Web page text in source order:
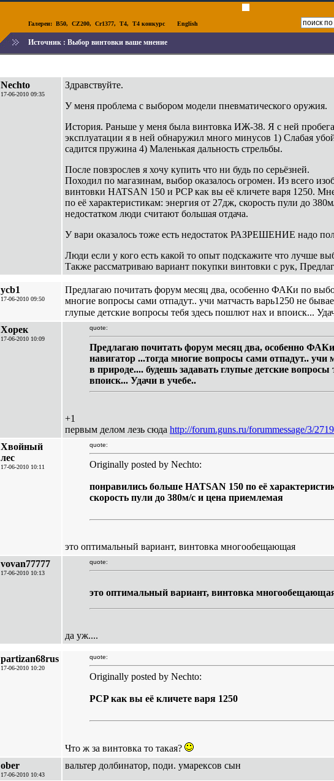
Галереи: B50, CZ200, Cr1377, T4, T4 конкурс English
Источник : Выбор винтовки ваше мнение
Nechto
17-06-2010 09:35
Здравствуйте.
У меня проблема с выбором модели пневматического оружия.
История. Раньше у меня была винтовка ИЖ-38. Я с ней
эксплуатации я в ней обнаружил много минусов 1) Слабая
садится пружина 4) Маленькая дальность стрельбы.
После повзрослев я хочу купить что ни будь по серьёзней.
Походил по магазинам, выбор оказалось огромен. Из всего
винтовки HATSAN 150 и PCP как вы её кличете варя 1250.
по её характеристикам: энергия от 27дж, скорость пули до
недостатком люди считают большая отдача.
У вари оказалось тоже есть недостаток РАЗРЕШЕНИЕ надо
Люди если у кого есть какой то опыт подскажите что лучше
Также рассматриваю вариант покупки винтовки с рук,
ycb1
17-06-2010 09:50
Предлагаю почитать форум месяц два, особенно ФАКи по
многие вопросы сами отпадут.. учи матчасть варь1250 не
глупые детские вопросы тебя здесь пошлют нах и впоиск...
Хорек
17-06-2010 10:09
quote:
Предлагаю почитать форум месяц два, особенно
навигатор ...тогда многие вопросы сами отпадут.. учи
в природе.... будешь задавать глупые детские
впоиск... Удачи в учебе..
+1
первым делом лезь сюда http://forum.guns.ru/forummessage/3/
Хвойный
лес
17-06-2010 10:11
quote:
Originally posted by Nechto:
понравились больше HATSAN 150 по её
скорость пули до 380м/с и цена приемлемая
это оптимальный вариант, винтовка многообещающая
vovan77777
17-06-2010 10:13
quote:
это оптимальный вариант, винтовка
да уж....
partizan68rus
17-06-2010 10:20
quote:
Originally posted by Nechto:
PCP как вы её кличете варя 1250
Что ж за винтовка то такая?
ober
17-06-2010 10:43
вальтер долбинатор, поди. умарексов сын